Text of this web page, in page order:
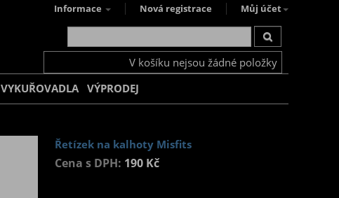
Informace Nová registrace Můj účet
V košíku nejsou žádné položky
VYKUŘOVADLA VÝPRODEJ
Řetízek na kalhoty Misfits
Cena s DPH: 190 Kč